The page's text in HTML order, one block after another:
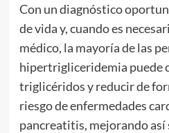
Con un diagnóstico
de vida y, cuando es
médico, la mayoría de las
hipertrigliceridemia puede
triglicéridos y reducir de
riesgo de enfermedades
pancreatitis, mejorando así